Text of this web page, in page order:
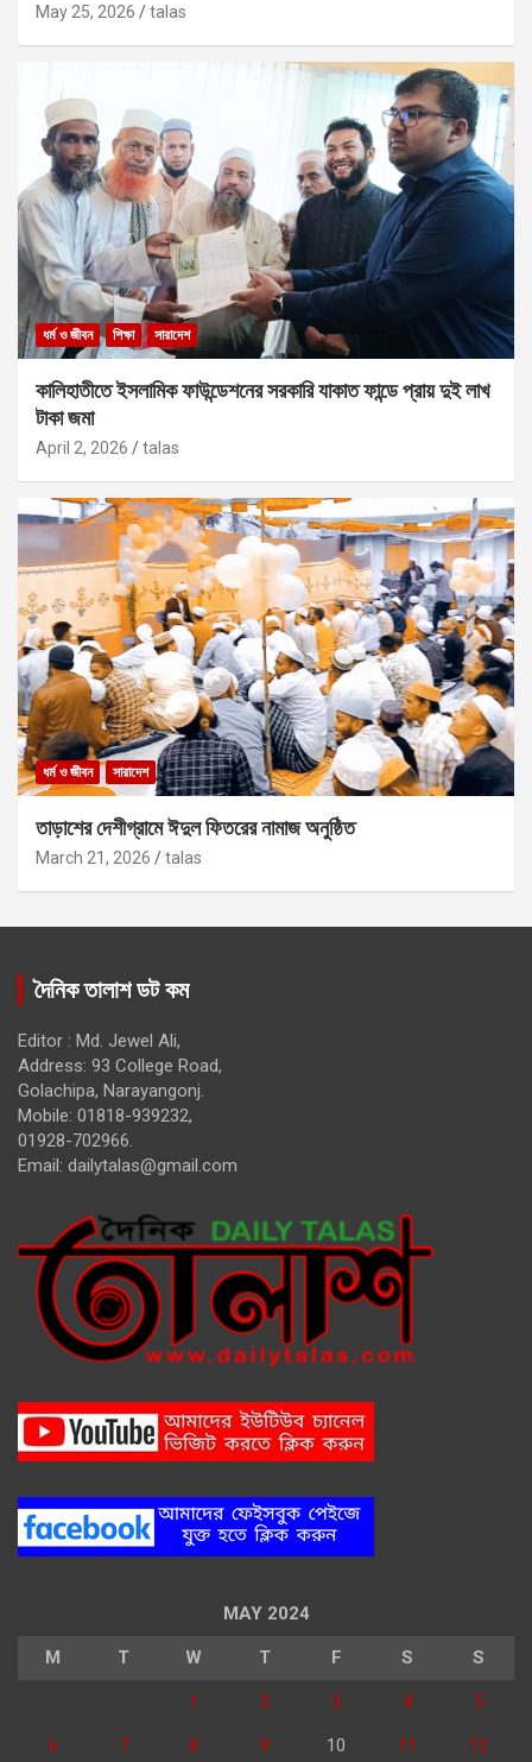
May 25, 2026 talas
ধর্ম ও জীবন শিক্ষা সারাদেশ
কালিহাতীতে ইসলামিক ফাউন্ডেশনের সরকারি যাকাত ফান্ডে প্রায় দুই লাখ
টাকা জমা
April 2, 2026 talas
ধর্ম ও জীবন সারাদেশ
তাড়াশের দেশীগ্রামে ঈদুল ফিতরের নামাজ অনুষ্ঠিত
March 21, 2026 talas
দৈনিক তালাশ ডট কম
Editor : Md. Jewel Ali,
Address: 93 College Road,
Golachipa, Narayangonj.
Mobile: 01818-939232,
01928-702966.
Email: dailytalas@gmail.com
MAY 2024
M T W T F S S
1 2 3 4 5
6 7 8 9 10 11 12